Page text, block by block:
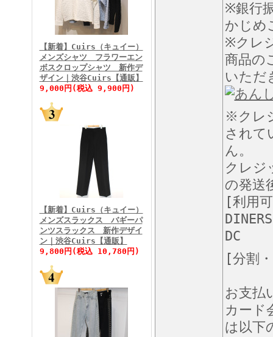
FINEBOYS2026年4月号
FINEBOYS2026年3月号
FINEBOYS2026年2月号
【新着】Cuirs（キュイー）
メンズシャツ フラワーエン
ボスクロップシャツ 新作デ
ザイン｜渋谷Cuirs【通販】
9,000円(税込 9,900円)
【新着】Cuirs（キュイー）
メンズスラックス バギーパ
ンツスラックス 新作デザイ
ン｜渋谷Cuirs【通販】
9,800円(税込 10,780円)
※銀行
かじめ
※クレ
商品の
いただ
※クレ
されて
ん。
クレジ
の発送
[利用
DC
[分割
お支払
カード
は以下